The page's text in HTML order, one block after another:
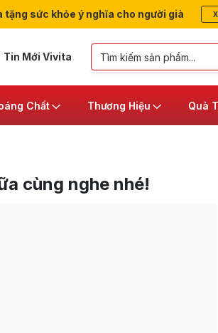
tặng sức khỏe ý nghĩa cho người già
Tin Mới Vivita
Chất Thương Hiệu Quà
cùng nghe nhé!